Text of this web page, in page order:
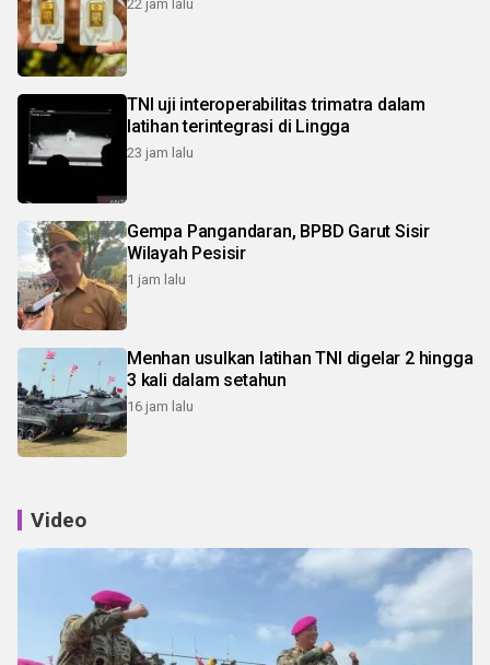
22 jam lalu
TNI uji interoperabilitas trimatra dalam
latihan terintegrasi di Lingga
23 jam lalu
Gempa Pangandaran, BPBD Garut Sisir
Wilayah Pesisir
1 jam lalu
Menhan usulkan latihan TNI digelar 2 hingga
3 kali dalam setahun
16 jam lalu
Video